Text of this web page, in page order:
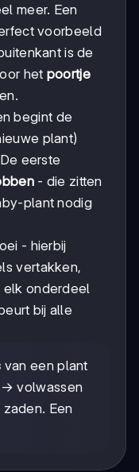
meer. Een
voorbeeld
is de
het poortje
begint de
plant)
eerste
- die zitten
plant nodig
- hierbij
vertakken,
elk onderdeel
bij alle
van een plant
volwassen
Een